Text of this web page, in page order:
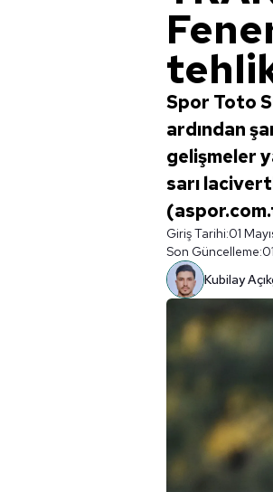
Spor Toto
ardından
gelişmeler
sarı
Giriş Tarihi:01
Son Güncelleme:
Kubilay